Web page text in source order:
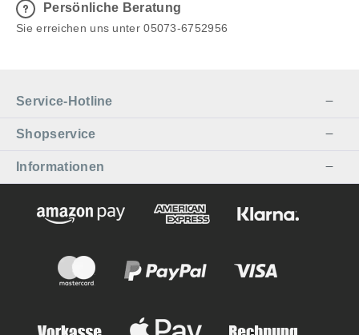
Persönliche Beratung
Sie erreichen uns unter 05073-6752956
Service-Hotline
Shopservice
Informationen